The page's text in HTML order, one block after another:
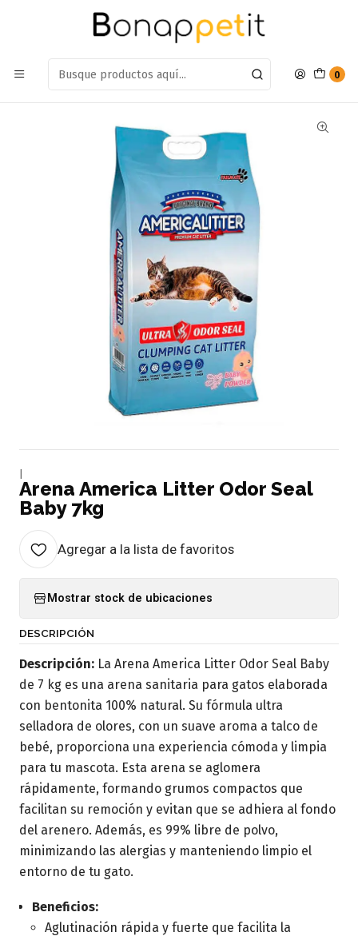
0
Estamos en: Antumalal 612, Quilicura Míranos en Maps
Arena America Litter Odor Seal Baby 7kg
Arena America Litter Odor Seal
Baby 7kg
Agregar a la lista de favoritos
Mostrar stock de ubicaciones
DESCRIPCIÓN
Descripción: La Arena America Litter Odor Seal Baby
de 7 kg es una arena sanitaria para gatos elaborada
con bentonita 100% natural. Su fórmula ultra
selladora de olores, con un suave aroma a talco de
bebé, proporciona una experiencia cómoda y limpia
para tu mascota. Esta arena se aglomera
rápidamente, formando grumos compactos que
facilitan su remoción y evitan que se adhiera al fondo
del arenero. Además, es 99% libre de polvo,
minimizando las alergias y manteniendo limpio el
entorno de tu gato.
Beneficios:
Aglutinación rápida y fuerte que facilita la